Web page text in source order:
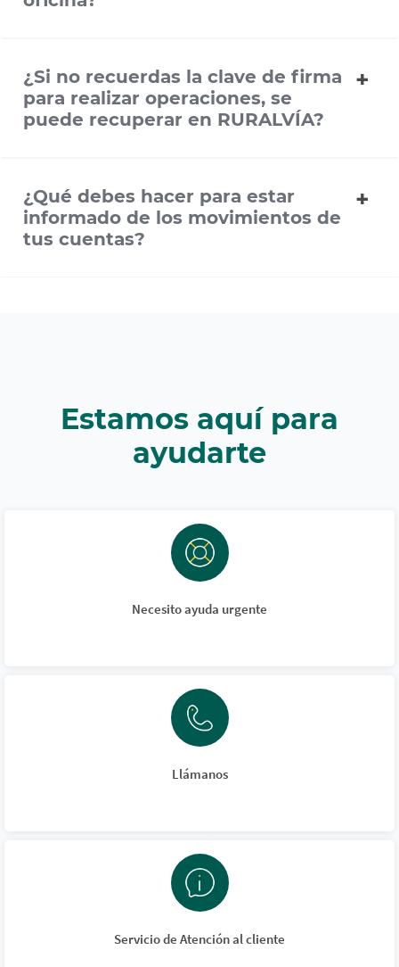
¿Si no recuerdas la clave de firma
para realizar operaciones, se
puede recuperar en RURALVÍA?
¿Qué debes hacer para estar
informado de los movimientos de
tus cuentas?
Estamos aquí para
ayudarte
Necesito ayuda urgente
Llámanos
Servicio de Atención al cliente